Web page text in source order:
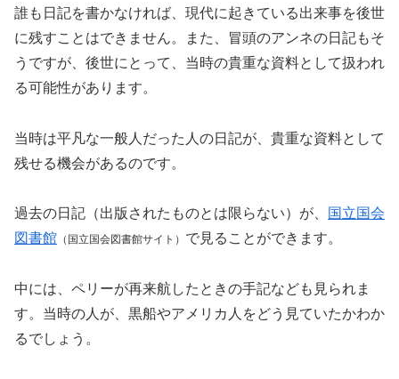
誰も日記を書かなければ、現代に起きている出来事を後世
に残すことはできません。また、冒頭のアンネの日記もそ
うですが、後世にとって、当時の貴重な資料として扱われ
る可能性があります。
当時は平凡な一般人だった人の日記が、貴重な資料として
残せる機会があるのです。
過去の日記（出版されたものとは限らない）が、
国立国会
図書館 （国立国会図書館サイト） で見ることができます。
中には、ペリーが再来航したときの手記なども見られま
す。当時の人が、黒船やアメリカ人をどう見ていたかわか
るでしょう。